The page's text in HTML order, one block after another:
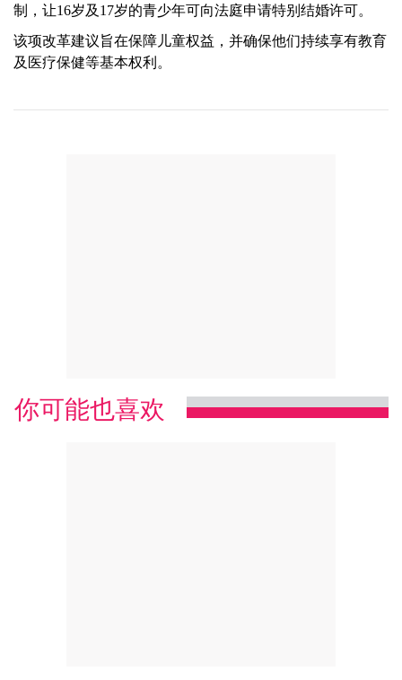
制，让16岁及17岁的青少年可向法庭申请特别结婚许可。
该项改革建议旨在保障儿童权益，并确保他们持续享有教育
及医疗保健等基本权利。
你可能也喜欢